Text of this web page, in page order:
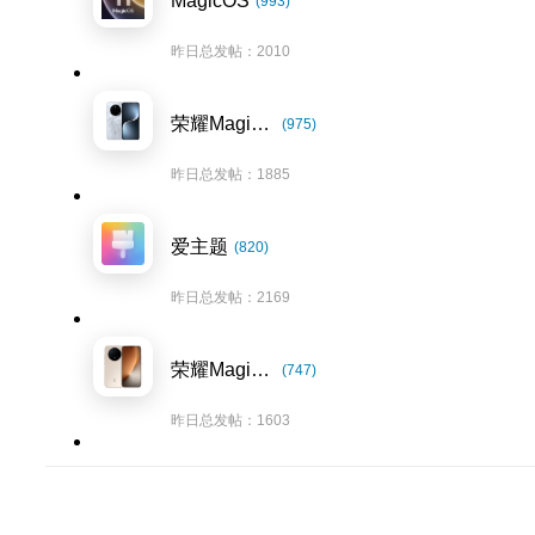
昨日总发帖：2010
荣耀Magic7系列 (975)
昨日总发帖：1885
爱主题 (820)
昨日总发帖：2169
荣耀Magic8系列 (747)
昨日总发帖：1603